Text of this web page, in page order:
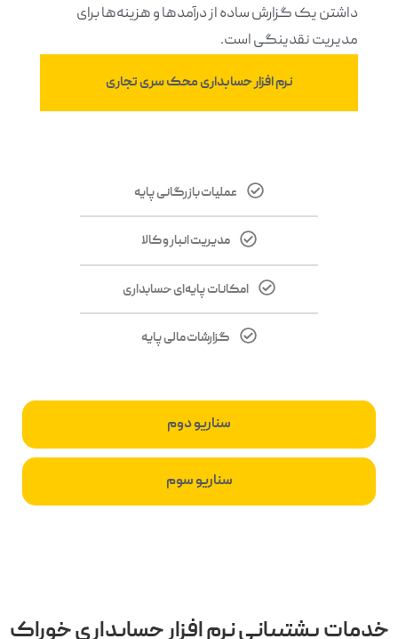
سناریو دوم
سناریو سوم
داشتن یک گزارش ساده از درآمدها و هزینه‌ها برای
مدیریت نقدینگی است.
نرم افزار حسابداری محک سری تجاری
عملیات بازرگانی پایه
مدیریت انبار و کالا
امکانات پایه‌ای حسابداری
گزارشات مالی پایه
خدمات پشتیبانی نرم افزار حسابداری خوراک